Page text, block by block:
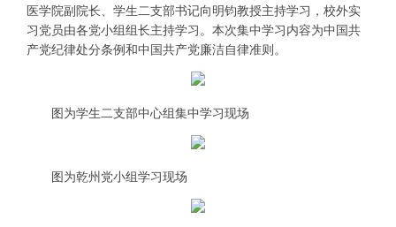
医学院副院长、学生二支部书记向明钧教授主持学习，校外实
习党员由各党小组组长主持学习。本次集中学习内容为中国共
产党纪律处分条例和中国共产党廉洁自律准则。
图为学生二支部中心组集中学习现场
图为乾州党小组学习现场